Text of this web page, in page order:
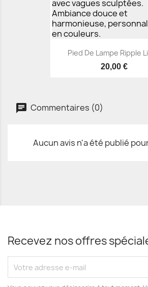
Pied De Lampe Ripple
20,00 €
Commentaires (0)
Aucun avis n'a été publié
Recevez nos offres